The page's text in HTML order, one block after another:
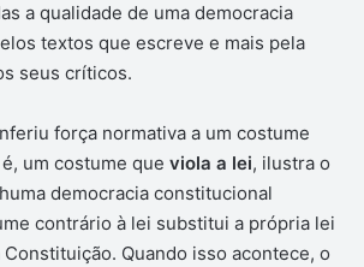
a qualidade de uma democracia
textos que escreve e mais pela
seus críticos.
força normativa a um costume
um costume que viola a lei, ilustra o
democracia constitucional
contrário à lei substitui a própria lei
Quando isso acontece, o